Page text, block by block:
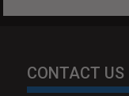
CONTACT US